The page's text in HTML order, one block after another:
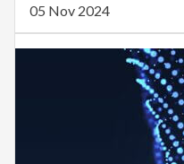
05 Nov 2024